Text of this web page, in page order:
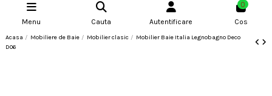
Menu Cauta Autentificare
0
Cos
Acasa Mobiliere de Baie Mobilier clasic
Mobilier Baie Italia Legnobagno Deco
D06